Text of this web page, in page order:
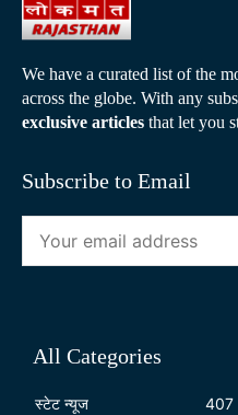
We have a curated list of the
across the globe. With any
exclusive articles that let you
Subscribe to Email
All Categories
स्टेट न्यूज
407